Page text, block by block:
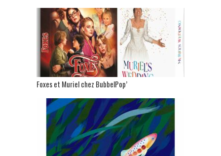
Foxes et Muriel chez BubbelPop’